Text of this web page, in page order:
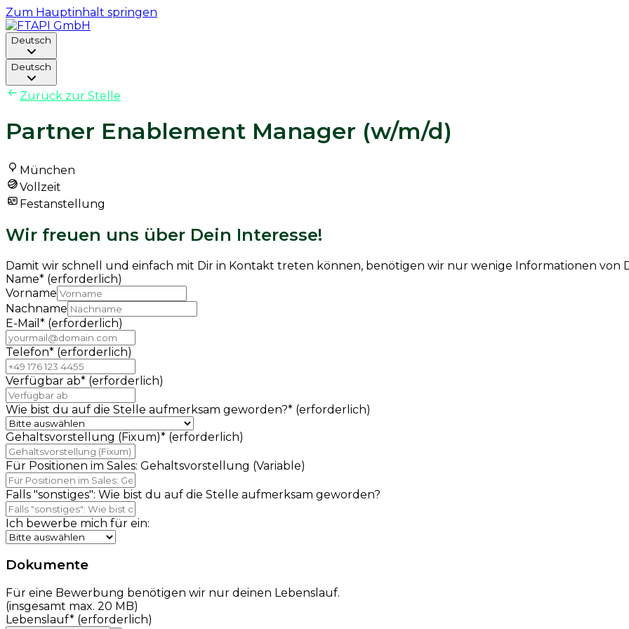
Zum Hauptinhalt springen
Deutsch
Deutsch
Zurück zur Stelle
Partner Enablement Manager (w/m/d)
München
Vollzeit
Festanstellung
Wir freuen uns über Dein Interesse!
Damit wir schnell und einfach mit Dir in Kontakt treten können, benötigen wir nur wenige Informationen von
Name* (erforderlich)
Vorname
Nachname
E-Mail * (erforderlich)
Telefon* (erforderlich)
Verfügbar ab* (erforderlich)
Wie bist du auf die Stelle aufmerksam geworden?* (erforderlich)
Gehaltsvorstellung (Fixum)* (erforderlich)
Für Positionen im Sales: Gehaltsvorstellung (Variable)
Falls "sonstiges": Wie bist du auf die Stelle aufmerksam geworden?
Ich bewerbe mich für ein:
Dokumente
Für eine Bewerbung benötigen wir nur deinen Lebenslauf.
(insgesamt max. 20 MB)
Lebenslauf* (erforderlich)